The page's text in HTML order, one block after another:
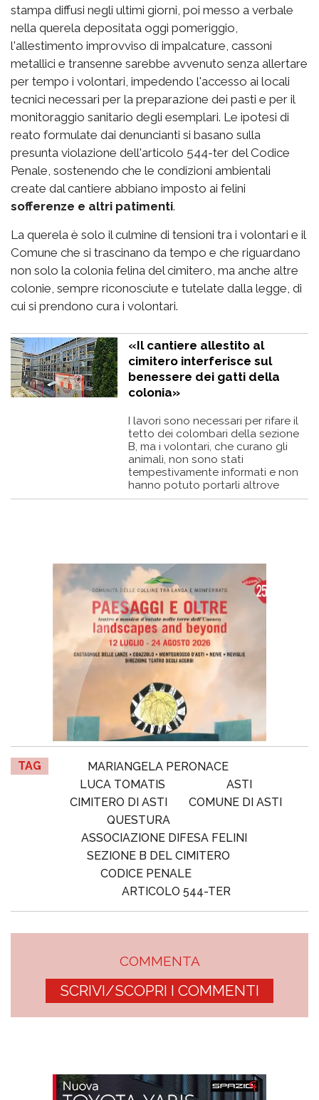
stampa diffusi negli ultimi giorni, poi messo a verbale
nella querela depositata oggi pomeriggio,
l'allestimento improvviso di impalcature, cassoni
metallici e transenne sarebbe avvenuto senza allertare
per tempo i volontari, impedendo l'accesso ai locali
tecnici necessari per la preparazione dei pasti e per il
monitoraggio sanitario degli esemplari. Le ipotesi di
reato formulate dai denuncianti si basano sulla
presunta violazione dell'articolo 544-ter del Codice
Penale, sostenendo che le condizioni ambientali
create dal cantiere abbiano imposto ai felini
sofferenze e altri patimenti.
La querela è solo il culmine di tensioni tra i volontari e il
Comune che si trascinano da tempo e che riguardano
non solo la colonia felina del cimitero, ma anche altre
colonie, sempre riconosciute e tutelate dalla legge, di
cui si prendono cura i volontari.
«Il cantiere allestito al
cimitero interferisce sul
benessere dei gatti della
colonia»
I lavori sono necessari per rifare il
tetto dei colombari della sezione
B, ma i volontari, che curano gli
animali, non sono stati
tempestivamente informati e non
hanno potuto portarli altrove
TAG
MARIANGELA PERONACE
LUCA TOMATIS
ASTI
CIMITERO DI ASTI
COMUNE DI ASTI
QUESTURA
ASSOCIAZIONE DIFESA FELINI
SEZIONE B DEL CIMITERO
CODICE PENALE
ARTICOLO 544-TER
COMMENTA
SCRIVI/SCOPRI I COMMENTI